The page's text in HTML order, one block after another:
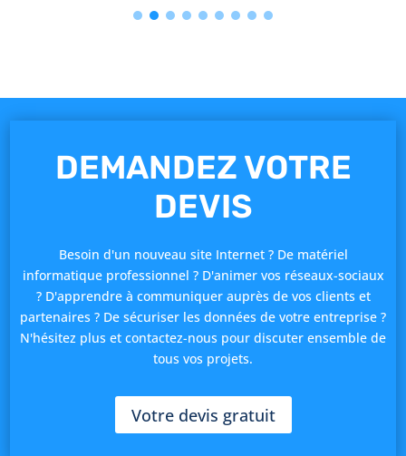
DEMANDEZ VOTRE
DEVIS
Besoin d'un nouveau site Internet ? De matériel
informatique professionnel ? D'animer vos réseaux-sociaux
? D'apprendre à communiquer auprès de vos clients et
partenaires ? De sécuriser les données de votre entreprise ?
N'hésitez plus et contactez-nous pour discuter ensemble de
tous vos projets.
Votre devis gratuit